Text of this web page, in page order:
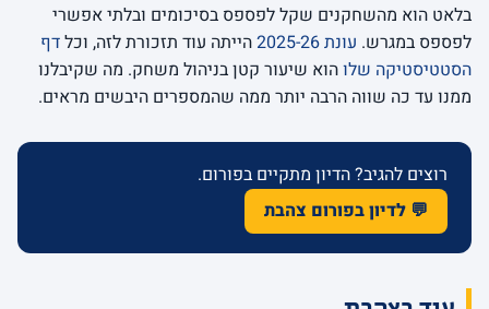
בלאט הוא מהשחקנים שקל לפספס בסיכומים ובלתי אפשרי
לפספס במגרש. עונת 2025-26 הייתה עוד תזכורת לזה, וכלדף
הסטטיסטיקה שלוהוא שיעור קטן בניהול משחק. מה שקיבלנו
ממנו עד כה שווה הרבה יותר ממה שהמספרים היבשים מראים.
רוצים להגיב? הדיון מתקיים בפורום.
💬 לדיון בפורום צהבת